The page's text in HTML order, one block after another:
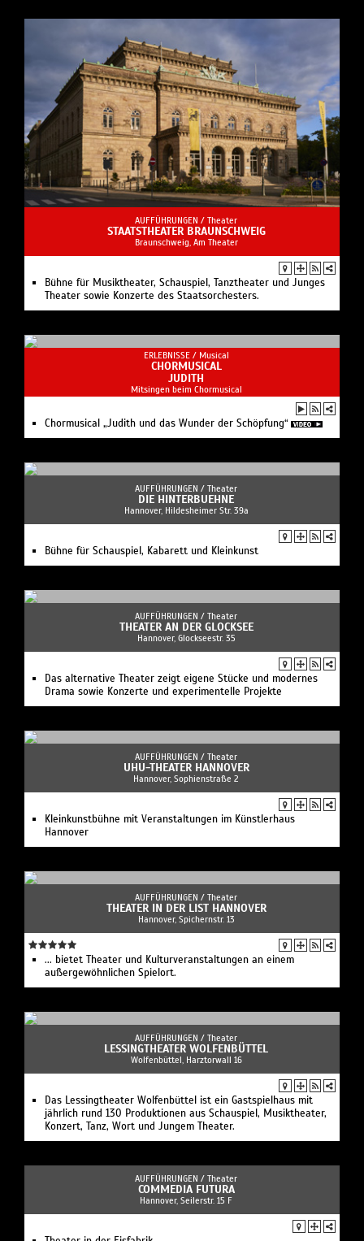
AUFFÜHRUNGEN / Theater
STAATSTHEATER BRAUNSCHWEIG
Braunschweig, Am Theater
Bühne für Musiktheater, Schauspiel, Tanztheater und Junges
Theater sowie Konzerte des Staatsorchesters.
ERLEBNISSE / Musical
CHORMUSICAL
JUDITH
Mitsingen beim Chormusical
Chormusical „Judith und das Wunder der Schöpfung“
AUFFÜHRUNGEN / Theater
DIE HINTERBUEHNE
Hannover, Hildesheimer Str. 39a
Bühne für Schauspiel, Kabarett und Kleinkunst
AUFFÜHRUNGEN / Theater
THEATER AN DER GLOCKSEE
Hannover, Glockseestr. 35
Das alternative Theater zeigt eigene Stücke und modernes
Drama sowie Konzerte und experimentelle Projekte
AUFFÜHRUNGEN / Theater
UHU-THEATER HANNOVER
Hannover, Sophienstraße 2
Kleinkunstbühne mit Veranstaltungen im Künstlerhaus
Hannover
AUFFÜHRUNGEN / Theater
THEATER IN DER LIST HANNOVER
Hannover, Spichernstr. 13
... bietet Theater und Kulturveranstaltungen an einem
außergewöhnlichen Spielort.
AUFFÜHRUNGEN / Theater
LESSINGTHEATER WOLFENBÜTTEL
Wolfenbüttel, Harztorwall 16
Das Lessingtheater Wolfenbüttel ist ein Gastspielhaus mit
jährlich rund 130 Produktionen aus Schauspiel, Musiktheater,
Konzert, Tanz, Wort und Jungem Theater.
AUFFÜHRUNGEN / Theater
COMMEDIA FUTURA
Hannover, Seilerstr. 15 F